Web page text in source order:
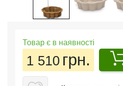
Товар є в наявності
1 510 грн.